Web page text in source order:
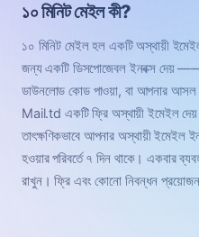
১০ মিনিট মেইল কী?
১০ মিনিট মেইল হল একটি অস্থায়ী ইমেইল
জন্য একটি ডিসপোজেবল ইনবক্স দেয়
ডাউনলোড কোড পাওয়া, বা আপনার আসল
Mail.td একটি ফ্রি অস্থায়ী ইমেইল
তাৎক্ষণিকভাবে আপনার অস্থায়ী ইমেইল
হওয়ার পরিবর্তে ৭ দিন থাকে। একবার
রাখুন। ফ্রি এবং কোনো নিবন্ধন